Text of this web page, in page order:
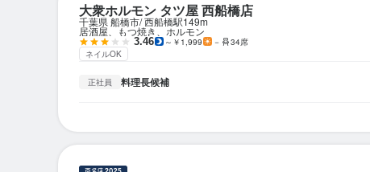
大衆ホルモン タツ屋 西船橋店
千葉県 船橋市 西船橋駅149m
居酒屋、もつ焼き、ホルモン
3.46 ～￥1,999 －
34席
ネイルOK
正社員 料理長候補